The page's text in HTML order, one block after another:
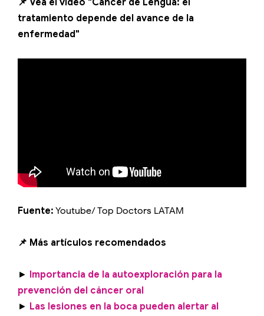
tratamiento depende del avance de la
enfermedad"
Fuente: Youtube/ Top Doctors LATAM
📌 Más artículos recomendados
► Importancia de la autoexploración para la
prevención del cáncer oral
► Las lesiones en la boca pueden alertar al